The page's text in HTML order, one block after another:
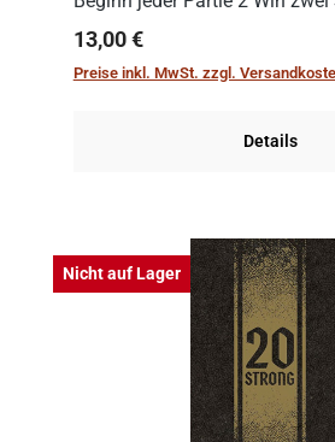
Spielenden aus, die es in die
gilt. Doch das geht natürlich
Regulärer Preis:
13,00 €
Preise inkl. MwSt. zzgl.
Details
Nicht auf Lager